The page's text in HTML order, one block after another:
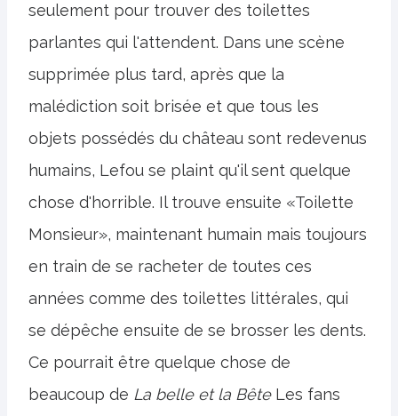
seulement pour trouver des toilettes
parlantes qui l'attendent. Dans une scène
supprimée plus tard, après que la
malédiction soit brisée et que tous les
objets possédés du château sont redevenus
humains, Lefou se plaint qu'il sent quelque
chose d'horrible. Il trouve ensuite «Toilette
Monsieur», maintenant humain mais toujours
en train de se racheter de toutes ces
années comme des toilettes littérales, qui
se dépêche ensuite de se brosser les dents.
Ce pourrait être quelque chose de
beaucoup de La belle et la BêteLes fans